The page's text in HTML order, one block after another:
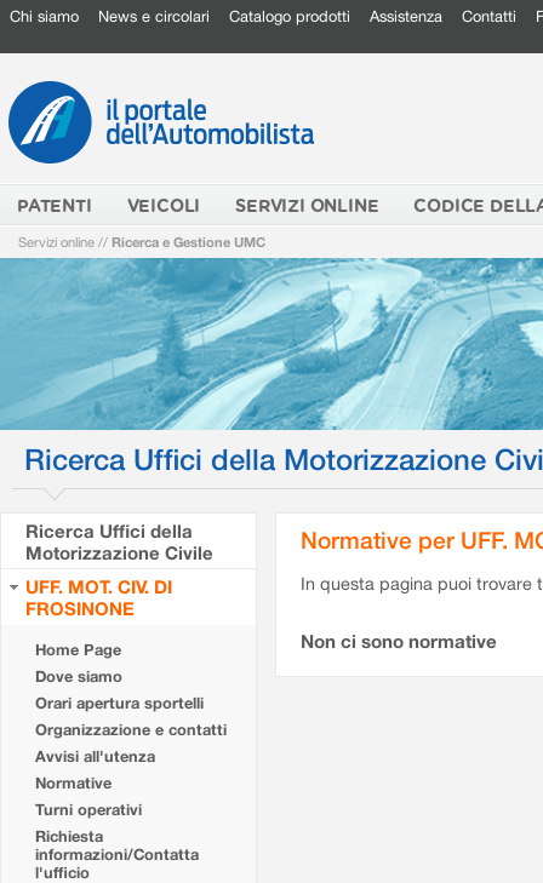
Chi siamo News e circolari Catalogo prodotti Assistenza Contatti
PATENTI VEICOLI SERVIZI ONLINE CODICE
Servizi online // Ricerca e Gestione UMC
Ricerca Uffici della Motorizzazione
Ricerca Uffici della
Motorizzazione Civile
UFF. MOT. CIV. DI
FROSINONE
Home Page
Dove siamo
Orari apertura sportelli
Organizzazione e contatti
Avvisi all'utenza
Normative
Turni operativi
Richiesta
informazioni/Contatta
l'ufficio
Normative per UFF.
In questa pagina puoi
Non ci sono normative